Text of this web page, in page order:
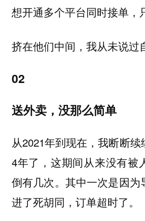
想开通多个平台同时接单，
挤在他们中间，我从未说过
02
送外卖，没那么简单
从2021年到现在，我断断
4年了，这期间从来没有被
倒有几次。其中一次是因为
进了死胡同，订单超时了。